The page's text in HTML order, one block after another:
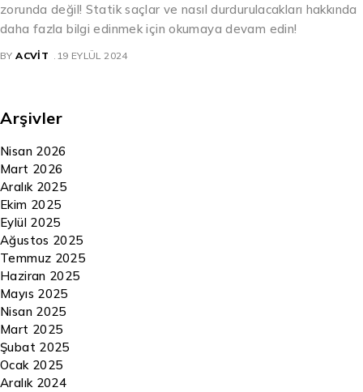
zorunda değil! Statik saçlar ve nasıl durdurulacakları hakkında
daha fazla bilgi edinmek için okumaya devam edin!
BY ACVIT 19 EYLÜL 2024
Arşivler
Nisan 2026
Mart 2026
Aralık 2025
Ekim 2025
Eylül 2025
Ağustos 2025
Temmuz 2025
Haziran 2025
Mayıs 2025
Nisan 2025
Mart 2025
Şubat 2025
Ocak 2025
Aralık 2024